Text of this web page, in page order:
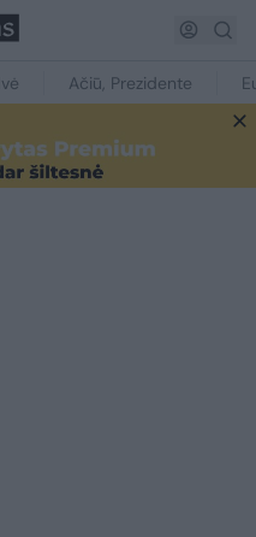
Ačiū, Prezidente